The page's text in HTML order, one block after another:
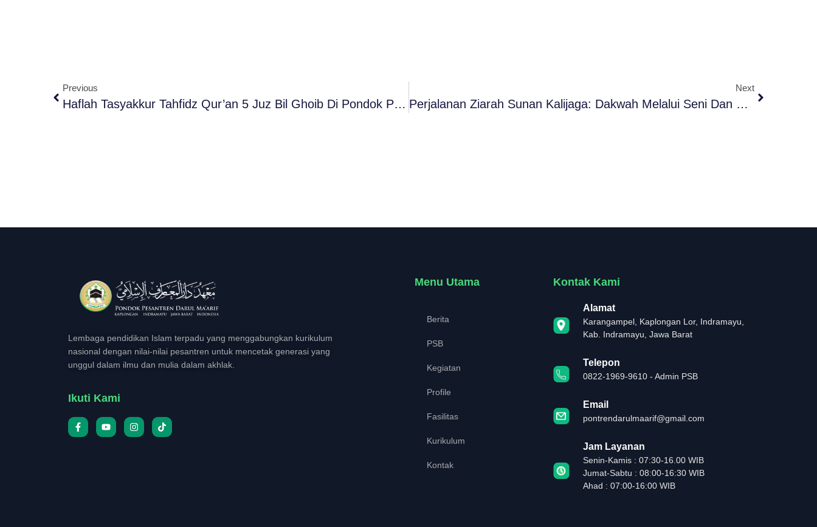
Previous
Haflah Tasyakkur Tahfidz Qur’an 5 Juz Bil Ghoib Di Pondok Pesantren Darul Ma’arif Berlangsung Khidmat
Next
Perjalanan Ziarah Sunan Kalijaga: Dakwah Melalui Seni Dan Budaya (Part 2)
Lembaga pendidikan Islam terpadu yang menggabungkan kurikulum
nasional dengan nilai-nilai pesantren untuk mencetak generasi yang
unggul dalam ilmu dan mulia dalam akhlak.
Ikuti Kami
Menu Utama
Berita
PSB
Kegiatan
Profile
Fasilitas
Kurikulum
Kontak
Kontak Kami
Alamat
Karangampel, Kaplongan Lor, Indramayu,
Kab. Indramayu, Jawa Barat
Telepon
0822-1969-9610 - Admin PSB
Email
pontrendarulmaarif@gmail.com
Jam Layanan
Senin-Kamis : 07:30-16.00 WIB
Jumat-Sabtu : 08:00-16:30 WIB
Ahad : 07:00-16:00 WIB